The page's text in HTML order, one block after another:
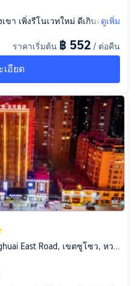
า เพิ่งรีโนเวทใหม่ ดีเกินคาด ไ
นกันเองมาก และช่วยฉันขนสัม
อยู่ที่นี่ราคาไม่แพงและคุ้มค่า”
ดูเพิ่ม
ราคาเริ่มต้น ฿ 552 / ต่อคืน
เอียด
East Road, เขตซูโซว, หวา